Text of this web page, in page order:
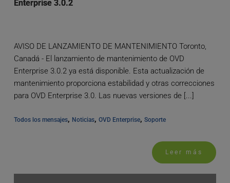
Enterprise 3.0.2
AVISO DE LANZAMIENTO DE MANTENIMIENTO Toronto,
Canadá - El lanzamiento de mantenimiento de OVD
Enterprise 3.0.2 ya está disponible. Esta actualización de
mantenimiento proporciona estabilidad y otras correcciones
para OVD Enterprise 3.0. Las nuevas versiones de [...]
Todos los mensajes, Noticias, OVD Enterprise, Soporte
Leer más